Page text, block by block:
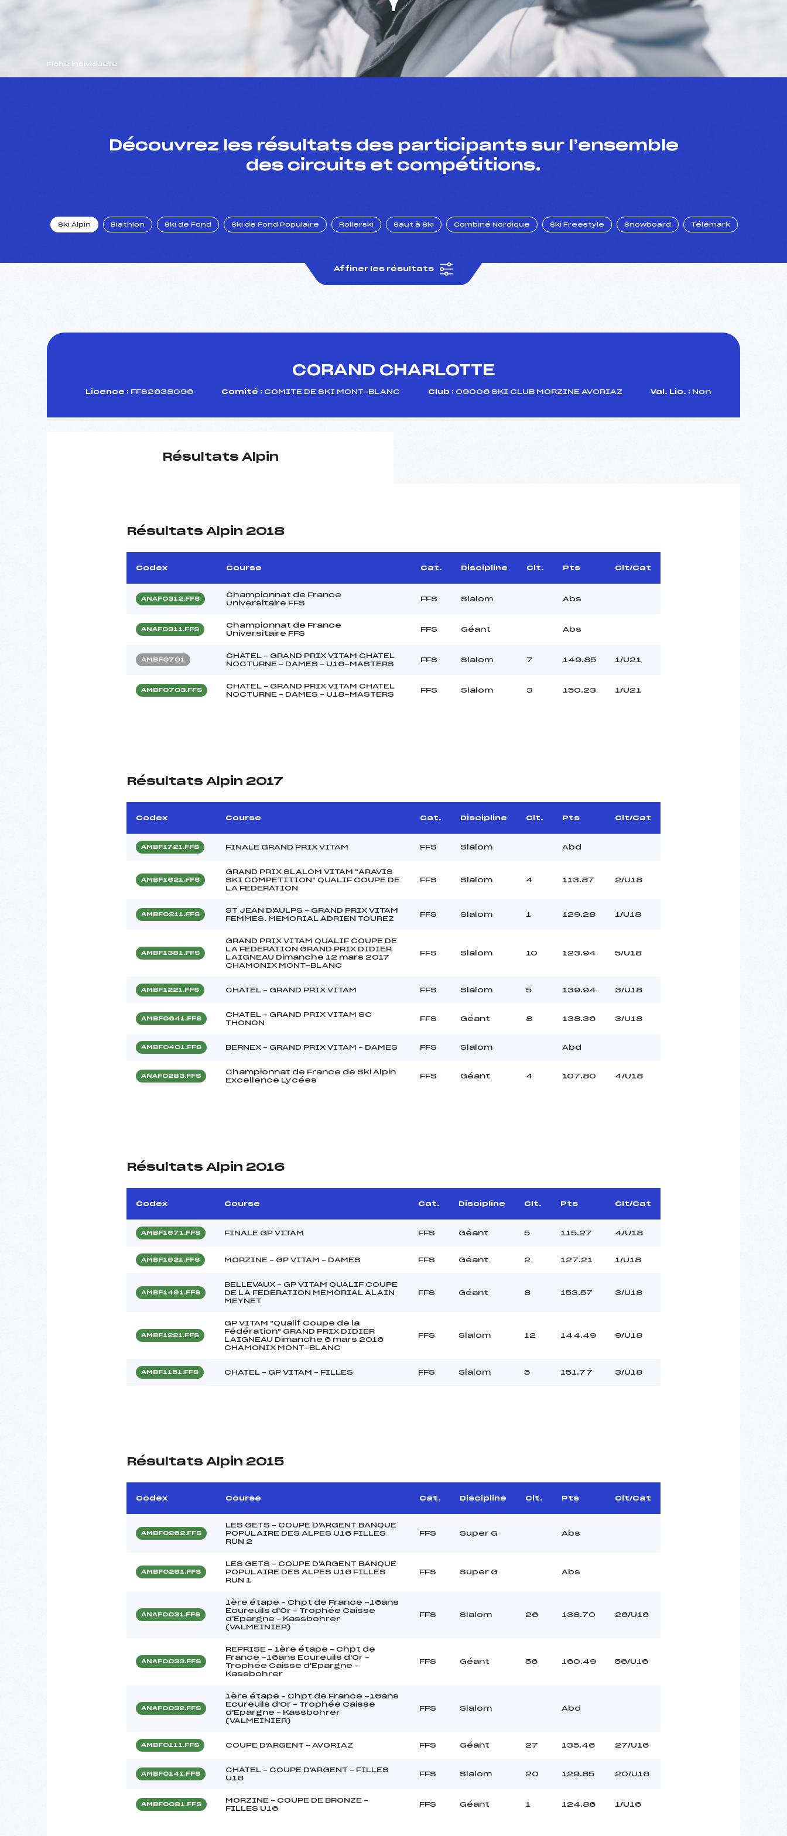
Fiche individuelle
Découvrez les résultats des participants sur l’ensemble
des circuits et compétitions.
Ski Alpin Biathlon Ski de Fond Ski de Fond Populaire Rollerski Saut à Ski Combiné Nordique Ski Freestyle Snowboard Télémark
Affiner les résultats
CORAND CHARLOTTE
Licence : FFS2638096 Comité : COMITE DE SKI MONT-BLANC Club : 09006 SKI CLUB MORZINE AVORIAZ Val. Lic. : Non
Résultats Alpin
Résultats Alpin 2018
Codex Course Cat. Discipline Clt. Pts Clt/Cat
ANAF0312.FFS
Championnat de France
Universitaire FFS
FFS Slalom Abs
ANAF0311.FFS
Championnat de France
Universitaire FFS
FFS Géant Abs
AMBF0701
CHATEL – GRAND PRIX VITAM CHATEL
NOCTURNE – DAMES – U16-MASTERS
FFS Slalom 7 149.85 1/U21
AMBF0703.FFS
CHATEL – GRAND PRIX VITAM CHATEL
NOCTURNE – DAMES – U18-MASTERS
FFS Slalom 3 150.23 1/U21
Résultats Alpin 2017
Codex Course Cat. Discipline Clt. Pts Clt/Cat
AMBF1721.FFS FINALE GRAND PRIX VITAM FFS Slalom Abd
AMBF1621.FFS
GRAND PRIX SLALOM VITAM "ARAVIS
SKI COMPETITION" QUALIF COUPE DE
LA FEDERATION
FFS Slalom 4 113.87 2/U18
AMBF0211.FFS
ST JEAN D'AULPS – GRAND PRIX VITAM
FEMMES. MEMORIAL ADRIEN TOUREZ
FFS Slalom 1 129.28 1/U18
AMBF1381.FFS
GRAND PRIX VITAM QUALIF COUPE DE
LA FEDERATION GRAND PRIX DIDIER
LAIGNEAU Dimanche 12 mars 2017
CHAMONIX MONT-BLANC
FFS Slalom 10 123.94 5/U18
AMBF1221.FFS CHATEL – GRAND PRIX VITAM FFS Slalom 5 139.94 3/U18
AMBF0641.FFS
CHATEL – GRAND PRIX VITAM SC
THONON
FFS Géant 8 138.36 3/U18
AMBF0401.FFS BERNEX – GRAND PRIX VITAM – DAMES FFS Slalom Abd
ANAF0283.FFS
Championnat de France de Ski Alpin
Excellence Lycées
FFS Géant 4 107.80 4/U18
Résultats Alpin 2016
Codex Course Cat. Discipline Clt. Pts Clt/Cat
AMBF1671.FFS FINALE GP VITAM FFS Géant 5 115.27 4/U18
AMBF1621.FFS MORZINE – GP VITAM – DAMES FFS Géant 2 127.21 1/U18
AMBF1491.FFS
BELLEVAUX – GP VITAM QUALIF COUPE
DE LA FEDERATION MEMORIAL ALAIN
MEYNET
FFS Géant 8 153.57 3/U18
AMBF1221.FFS
GP VITAM "Qualif Coupe de la
Fédération" GRAND PRIX DIDIER
LAIGNEAU Dimanche 6 mars 2016
CHAMONIX MONT-BLANC
FFS Slalom 12 144.49 9/U18
AMBF1151.FFS CHATEL – GP VITAM – FILLES FFS Slalom 5 151.77 3/U18
Résultats Alpin 2015
Codex Course Cat. Discipline Clt. Pts Clt/Cat
AMBF0262.FFS
LES GETS – COUPE D'ARGENT BANQUE
POPULAIRE DES ALPES U16 FILLES
RUN 2
FFS Super G Abs
AMBF0261.FFS
LES GETS – COUPE D'ARGENT BANQUE
POPULAIRE DES ALPES U16 FILLES
RUN 1
FFS Super G Abs
ANAF0031.FFS
1ère étape – Chpt de France -16ans
Ecureuils d'Or – Trophée Caisse
d'Epargne – Kassbohrer
(VALMEINIER)
FFS Slalom 26 138.70 26/U16
ANAF0033.FFS
REPRISE – 1ère étape – Chpt de
France -16ans Ecureuils d'Or –
Trophée Caisse d'Epargne –
Kassbohrer
FFS Géant 56 160.49 56/U16
ANAF0032.FFS
1ère étape – Chpt de France -16ans
Ecureuils d'Or – Trophée Caisse
d'Epargne – Kassbohrer
(VALMEINIER)
FFS Slalom Abd
AMBF0111.FFS COUPE D'ARGENT – AVORIAZ FFS Géant 27 135.46 27/U16
AMBF0141.FFS
CHATEL – COUPE D'ARGENT – FILLES
U16
FFS Slalom 20 129.85 20/U16
AMBF0081.FFS
MORZINE – COUPE DE BRONZE –
FILLES U16
FFS Géant 1 124.86 1/U16